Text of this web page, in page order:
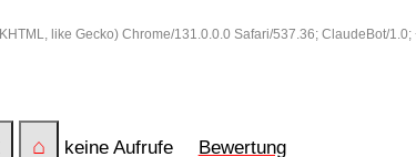
like Gecko) Chrome/131.0.0.0 Safari/537.36; ClaudeBot/
⌂ keine Aufrufe Bewertung